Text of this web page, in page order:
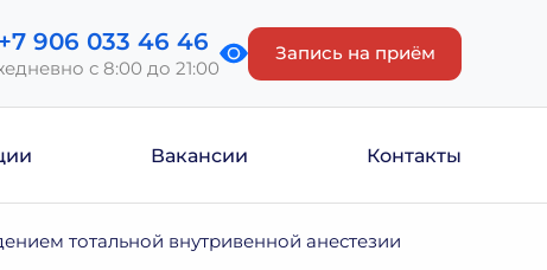
+7 906 033 46 46
с 8:00 до 21:00
Запись на приём
Вакансии Контакты
тотальной внутривенной анестезии